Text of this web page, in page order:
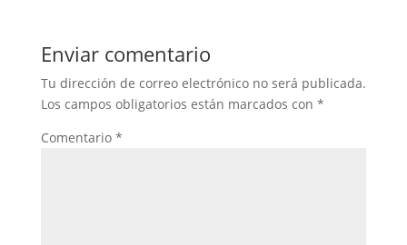
Enviar comentario
Tu dirección de correo electrónico no será publicada.
Los campos obligatorios están marcados con *
Comentario *